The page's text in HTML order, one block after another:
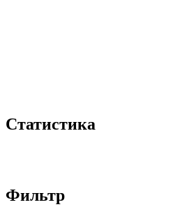
Статистика
Фильтр